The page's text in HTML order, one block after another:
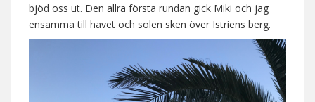
bjöd oss ut. Den allra första rundan gick Miki och jag
ensamma till havet och solen sken över Istriens berg.